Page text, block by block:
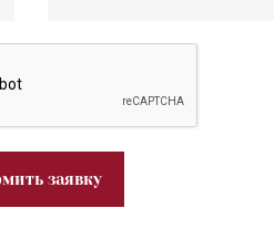
заявку